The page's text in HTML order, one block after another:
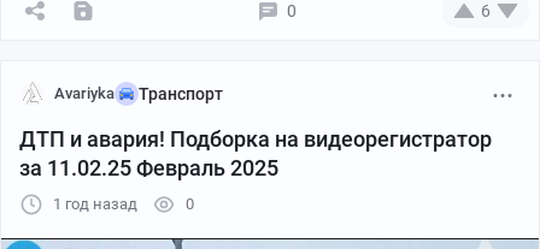
0 6
Avariyka Транспорт
ДТП и авария! Подборка на видеорегистратор
за 11.02.25 Февраль 2025
1 год назад 0